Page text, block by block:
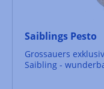
Saiblings Pesto
Grossauers
Saibling -